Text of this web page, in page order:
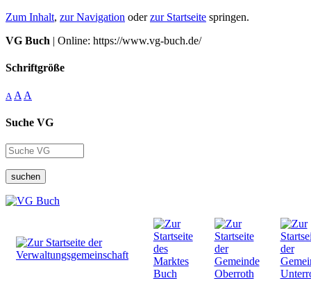
Zum Inhalt, zur Navigation oderzur Startseite springen.
VG Buch | Online: https://www.vg-buch.de/
Schriftgröße
A A A
Suche VG
suchen